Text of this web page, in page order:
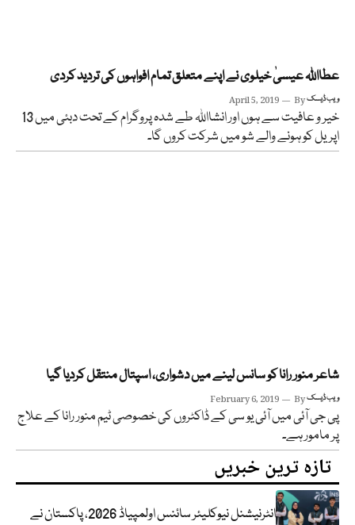
عطااللہ عیسیٰ خیلوی نے اپنے متعلق تمام افواہوں کی تردید کردی
April 5, 2019 Byویب ڈیسک
خیر و عافیت سے ہوں اور انشااللہ طے شدہ پروگرام کے تحت دبئی میں 13
اپریل کو ہونے والے شو میں شرکت کروں گا۔
شاعر منور رانا کو سانس لینے میں دشواری، اسپتال منتقل کردیا گیا
February 6, 2019 Byویب ڈیسک
پی جی آئی میں آئی یو سی کے ڈاکٹروں کی خصوصی ٹیم منور رانا کے علاج
پر مامور ہے۔
تازہ ترین خبریں
انٹرنیشنل نیوکلیئر سائنس اولمپیاڈ 2026، پاکستان نے